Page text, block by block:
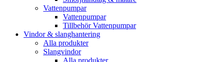
Vattenpumpar
Vattenpumpar
Tillbehör Vattenpumpar
Vindor & slanghantering
Alla produkter
Slangvindor
Alla produkter